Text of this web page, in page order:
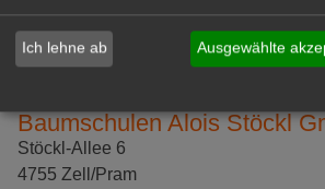
Details ansehen
Website
Baumschulen Alois Stöckl
Stöckl-Allee 6
4755 Zell/Pram
Ich lehne ab Ausgewählte